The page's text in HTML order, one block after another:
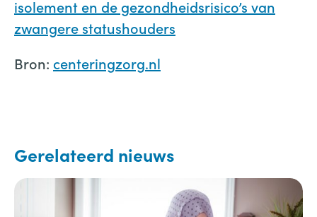
isolement en de gezondheidsrisico’s van
zwangere statushouders
Bron: centeringzorg.nl
Gerelateerd nieuws